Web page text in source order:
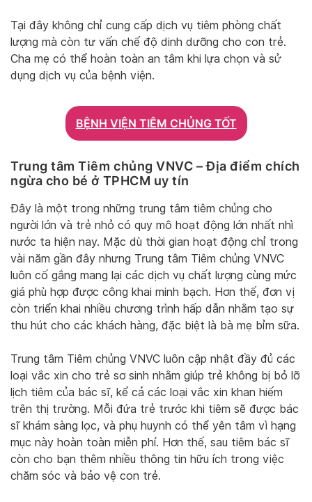
Tại đây không chỉ cung cấp dịch vụ tiêm phòng chất
lượng mà còn tư vấn chế độ dinh dưỡng cho con trẻ.
Cha mẹ có thể hoàn toàn an tâm khi lựa chọn và sử
dụng dịch vụ của bệnh viện.
BỆNH VIỆN TIÊM CHỦNG TỐT
Trung tâm Tiêm chủng VNVC – Địa điểm chích
ngừa cho bé ở TPHCM uy tín
Đây là một trong những trung tâm tiêm chủng cho
người lớn và trẻ nhỏ có quy mô hoạt động lớn nhất nhì
nước ta hiện nay. Mặc dù thời gian hoạt động chỉ trong
vài năm gần đây nhưng Trung tâm Tiêm chủng VNVC
luôn cố gắng mang lại các dịch vụ chất lượng cùng mức
giá phù hợp được công khai minh bạch. Hơn thế, đơn vị
còn triển khai nhiều chương trình hấp dẫn nhằm tạo sự
thu hút cho các khách hàng, đặc biệt là bà mẹ bỉm sữa.
Trung tâm Tiêm chủng VNVC luôn cập nhật đầy đủ các
loại vắc xin cho trẻ sơ sinh nhằm giúp trẻ không bị bỏ lỡ
lịch tiêm của bác sĩ, kể cả các loại vắc xin khan hiếm
trên thị trường. Mỗi đứa trẻ trước khi tiêm sẽ được bác
sĩ khám sàng lọc, và phụ huynh có thể yên tâm vì hạng
mục này hoàn toàn miễn phí. Hơn thế, sau tiêm bác sĩ
còn cho bạn thêm nhiều thông tin hữu ích trong việc
chăm sóc và bảo vệ con trẻ.